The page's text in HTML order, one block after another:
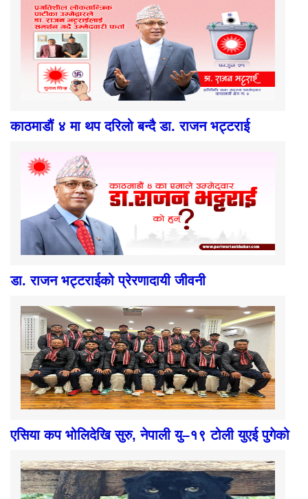
काठमाडौं ४ मा थप दरिलो बन्दै डा. राजन भट्टराई
डा. राजन भट्टराईको प्रेरणादायी जीवनी
एसिया कप भोलिदेखि सुरु, नेपाली यु–१९ टोली युएई पुगेको